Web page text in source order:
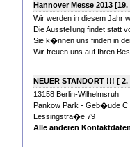
Hannover Messe 2013
Wir werden in diesem Jahr
Die Ausstellung findet statt
Sie k�nnen uns finden in
Wir freuen uns auf Ihren
NEUER STANDORT !!! [
13158 Berlin-Wilhelmsruh
Pankow Park - Geb�ude C
Lessingstra�e
Alle anderen